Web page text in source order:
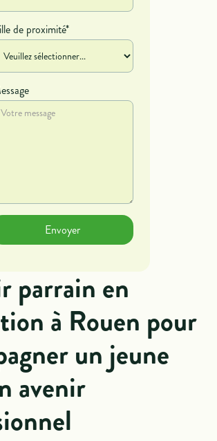
de proximité*
parrain en
à Rouen pour
un jeune
avenir